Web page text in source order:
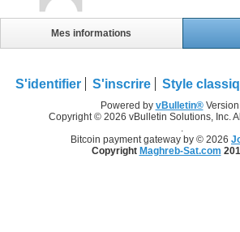
Mes informations
S'identifier S'inscrire Style
Powered by vBulletin®Version
Copyright © 2026 vBulletin Solutions, Inc.
Bitcoin payment gateway by © 2026
Copyright Maghreb-Sat.com